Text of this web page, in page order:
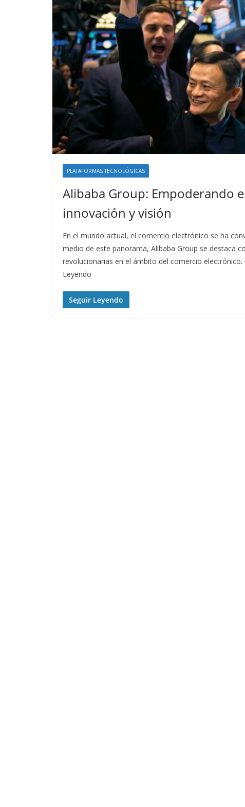
PLATAFORMAS TECNOLÓGICAS
Alibaba Group: Empoderando
innovación y visión
En el mundo actual, el comercio electrónico se ha
medio de este panorama, Alibaba Group se destaca
revolucionarias en el ámbito del comercio
Leyendo
Seguir Leyendo